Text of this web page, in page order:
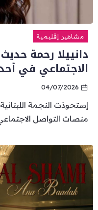
مشاهير إقليمية
دانييلا رحمة
الاجتماعي في
04/07/2026
إستحوذت النجمة
منصات التواصل